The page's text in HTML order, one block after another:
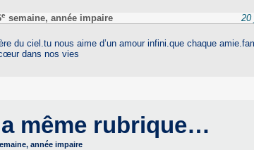
e semaine, année impaire 20
du ciel.tu nous aime d’un amour infini.que chaque
dans nos vies
même rubrique…
année impaire